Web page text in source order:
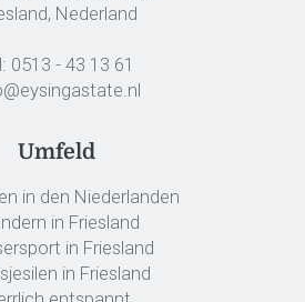
Nederland
0513 - 43 13 61
Umfeld
in den Niederlanden
in Friesland
in Friesland
in Friesland